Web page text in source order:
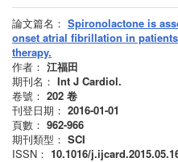
論文篇名： Spironolactone is
onset atrial fibrillation in
therapy.
作者： 江福田
期刊名： Int J Cardiol.
卷號： 202 卷
刊登日期： 2016-01-01
頁數： 962-966
期刊類型： SCI
ISSN： 10.1016/